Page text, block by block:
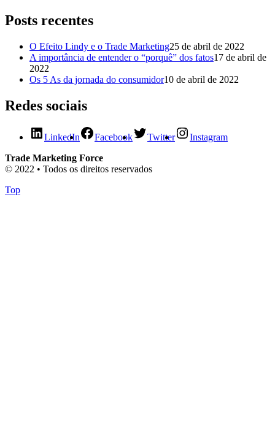
Posts recentes
O Efeito Lindy e o Trade Marketing25 de abril de 2022
A importância de entender o “porquê” dos fatos17 de abril de
2022
Os 5 As da jornada do consumidor10 de abril de 2022
Redes sociais
LinkedIn Facebook Twitter
Instagram
Trade Marketing Force
© 2022 • Todos os direitos reservados
Top